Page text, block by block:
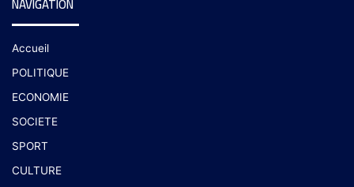
Accueil
POLITIQUE
ECONOMIE
SOCIETE
SPORT
CULTURE